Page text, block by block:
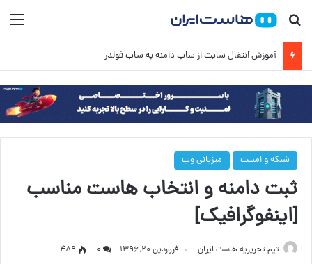
جستجو برای
آموزش انتقال سایت از ساب دامنه به ساب فولدر
شبکه و امنیت میزبانی وب
ثبت دامنه و انتخاب هاست مناسب
[اینفوگرافیک]
تیم تحریریه هاست ایران فروردین ۲۰, ۱۳۹۶ ۰
489